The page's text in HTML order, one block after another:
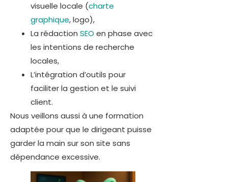
visuelle locale (charte
graphique, logo),
La rédaction SEO en phase avec
les intentions de recherche
locales,
L’intégration d’outils pour
faciliter la gestion et le suivi
client.
Nous veillons aussi à une formation
adaptée pour que le dirigeant puisse
garder la main sur son site sans
dépendance excessive.